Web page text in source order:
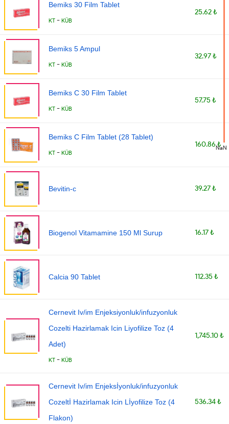
Bemiks 30 Film Tablet
KT - KÜB
25.62 ₺
Bemiks 5 Ampul
KT - KÜB
32.97 ₺
Bemiks C 30 Film Tablet
KT - KÜB
57.75 ₺
Bemiks C Film Tablet (28 Tablet)
KT - KÜB
160.86 ₺
Bevitin-c 39.27 ₺
Biogenol Vitamamine 150 Ml Surup 16.17 ₺
Calcia 90 Tablet 112.35 ₺
Cernevit Iv/im Enjeksiyonluk/infuzyonluk
Cozelti Hazirlamak Icin Liyofilize Toz (4
Adet)
KT - KÜB
1,745.10 ₺
Cernevit Iv/im Enjeksİyonluk/infuzyonluk
Cozeltİ Hazirlamak Icin Lİyofilize Toz (4
Flakon)
536.34 ₺
NaN